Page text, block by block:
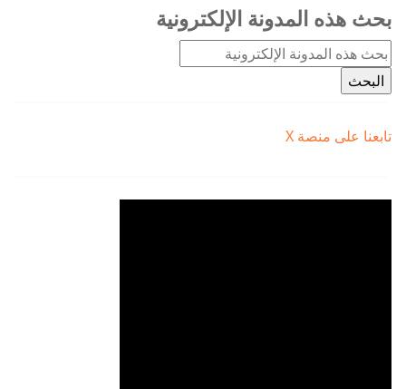
بحث هذه المدونة الإلكترونية
تابعنا على منصة X